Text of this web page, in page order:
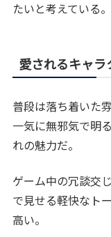
たいと考えている。
愛されるキャラ
普段は落ち着いた
一気に無邪気で明
れの魅力だ。
ゲーム中の冗談交
で見せる軽快なト
高い。